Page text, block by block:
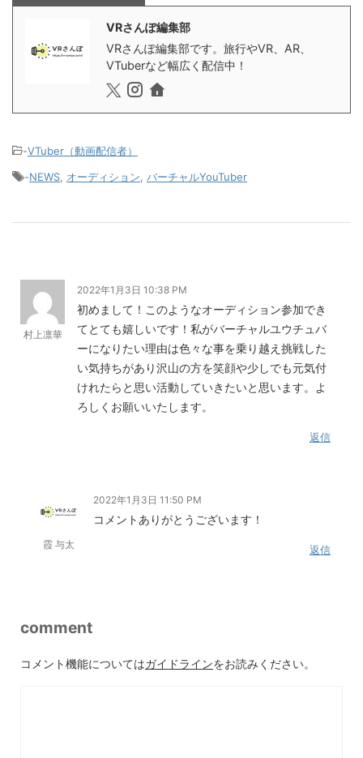
VRさんぽ編集部
VRさんぽ編集部です。旅行やVR、AR、
VTuberなど幅広く配信中！
-VTuber（動画配信者）
-NEWS オーディション バーチャルYouTuber
村上凛華
2022年1月3日 10:38 PM
初めまして！このようなオーディション参加でき
てとても嬉しいです！私がバーチャルユウチュバ
ーになりたい理由は色々な事を乗り越え挑戦した
い気持ちがあり沢山の方を笑顔や少しでも元気付
けれたらと思い活動していきたいと思います。よ
ろしくお願いいたします。
返信
霞 与太
2022年1月3日 11:50 PM
コメントありがとうございます！
返信
comment
コメント機能についてはガイドラインをお読みください。